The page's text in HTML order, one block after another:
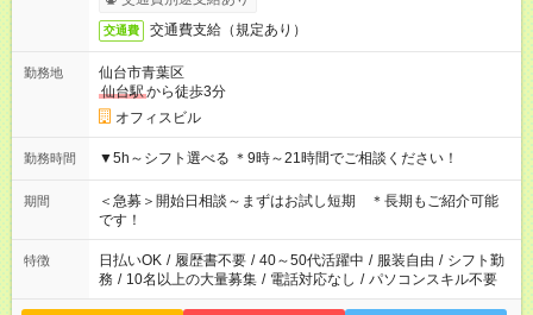
交通費 交通費支給（規定あり）
勤務地
仙台市青葉区
仙台駅から徒歩3分
オフィスビル
勤務時間 ▼5h～シフト選べる ＊9時～21時間でご相談ください！
期間
＜急募＞開始日相談～まずはお試し短期 ＊長期もご紹介可能
です！
特徴 日払いOK / 履歴書不要 / 40～50代活躍中 / 服装自由 / シフト勤
務 / 10名以上の大量募集 / 電話対応なし / パソコンスキル不要